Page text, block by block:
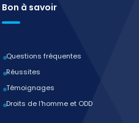
Bon à savoir
Questions fréquentes
Réussites
Témoignages
Droits de l'homme et ODD